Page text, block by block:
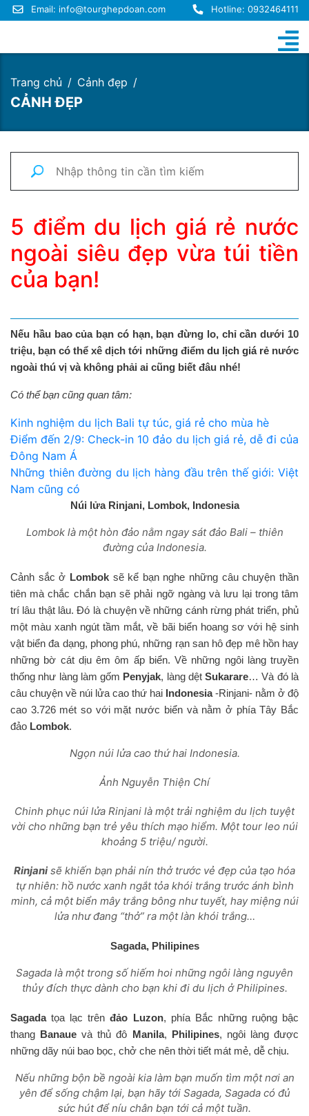
Email: info@tourghepdoan.com Hotline: 0932464111
Trang chủ Cảnh đẹp
CẢNH ĐẸP
5 điểm du lịch giá rẻ nước
ngoài siêu đẹp vừa túi tiền
của bạn!
Nếu hầu bao của bạn có hạn, bạn đừng lo, chỉ cần dưới 10
triệu, bạn có thể xê dịch tới những điểm du lịch giá rẻnước
ngoài thú vị và không phải ai cũng biết đâu nhé!
Có thể bạn cũng quan tâm:
Kinh nghiệm du lịch Bali tự túc, giá rẻ cho mùa hè
Điểm đến 2/9: Check-in 10 đảo du lịch giá rẻ, dễ đi của
Đông Nam Á
Những thiên đường du lịch hàng đầu trên thế giới: Việt
Nam cũng có
Núi lửa Rinjani, Lombok, Indonesia
Lombok là một hòn đảo nằm ngay sát đảo Bali – thiên
đường của Indonesia.
Cảnh sắc ở Lomboksẽ kể bạn nghe những câu chuyện thần
tiên mà chắc chắn bạn sẽ phải ngỡ ngàng và lưu lại trong tâm
trí lâu thật lâu. Đó là chuyện về những cánh rừng phát triển, phủ
một màu xanh ngút tầm mắt, về bãi biển hoang sơ với hệ sinh
vật biển đa dạng, phong phú, những rạn san hô đẹp mê hồn hay
những bờ cát dịu êm ôm ấp biển. Về những ngôi làng truyền
thống như làng làm gốm Penyjak, làng dệtSukarare… Và đó là
câu chuyện về núi lửa cao thứ hai Indonesia-Rinjani- nằm ở độ
cao 3.726 mét so với mặt nước biển và nằm ở phía Tây Bắc
đảo Lombok.
Ngọn núi lửa cao thứ hai Indonesia.
Ảnh Nguyễn Thiện Chí
Chinh phục núi lửa Rinjani là một trải nghiệm du lịch tuyệt
vời cho những bạn trẻ yêu thích mạo hiểm. Một tour leo núi
khoảng 5 triệu/ người.
Rinjanisẽ khiến bạn phải nín thở trước vẻ đẹp của tạo hóa
tự nhiên: hồ nước xanh ngắt tỏa khói trắng trước ánh bình
minh, cả một biển mây trắng bông như tuyết, hay miệng núi
lửa như đang “thở” ra một làn khói trắng…
Sagada, Philipines
Sagada là một trong số hiếm hoi những ngôi làng nguyên
thủy đích thực dành cho bạn khi đi du lịch ở Philipines.
Sagadatọa lạc trênđảo Luzon, phía Bắc những ruộng bậc
thang Banaue và thủ đô Manila, Philipines, ngôi làng được
những dãy núi bao bọc, chở che nên thời tiết mát mẻ, dễ chịu.
Nếu những bộn bề ngoài kia làm bạn muốn tìm một nơi an
yên để sống chậm lại, bạn hãy tới Sagada, Sagada có đủ
sức hút để níu chân bạn tới cả một tuần.